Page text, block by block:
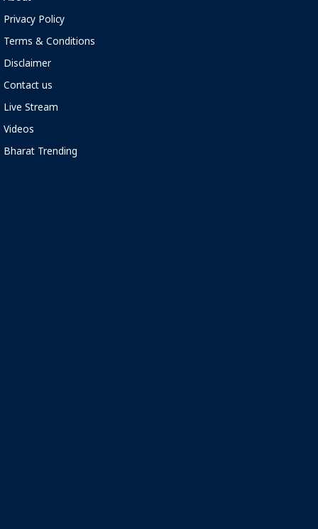
Privacy Policy
Terms & Conditions
Disclaimer
Contact us
Live Stream
Videos
Bharat Trending